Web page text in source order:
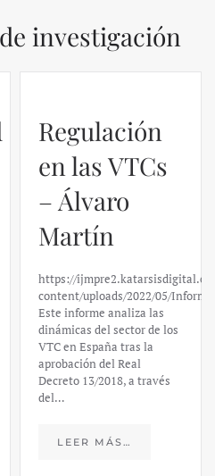
investigación
Regulación
en las VTCs
– Álvaro
Martín
https://
content/uploads/2022/05/
Este informe analiza las
dinámicas del sector de los
VTC en España tras la
aprobación del Real
Decreto 13/2018, a través
del…
LEER MÁS…